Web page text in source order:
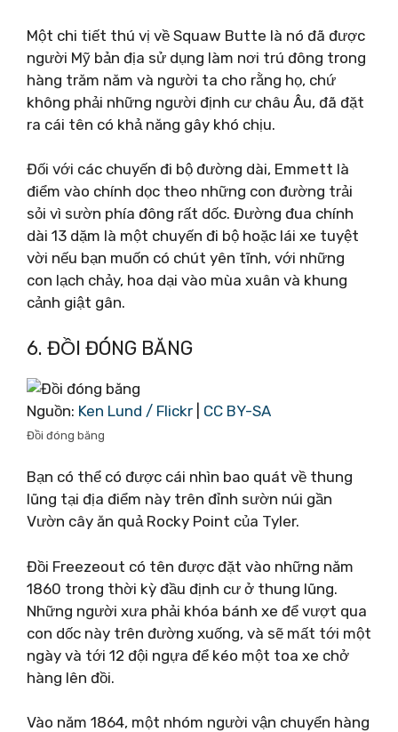
Một chi tiết thú vị về Squaw Butte là nó đã được
người Mỹ bản địa sử dụng làm nơi trú đông trong
hàng trăm năm và người ta cho rằng họ, chứ
không phải những người định cư châu Âu, đã đặt
ra cái tên có khả năng gây khó chịu.
Đối với các chuyến đi bộ đường dài, Emmett là
điểm vào chính dọc theo những con đường trải
sỏi vì sườn phía đông rất dốc. Đường đua chính
dài 13 dặm là một chuyến đi bộ hoặc lái xe tuyệt
vời nếu bạn muốn có chút yên tĩnh, với những
con lạch chảy, hoa dại vào mùa xuân và khung
cảnh giật gân.
6. ĐỒI ĐÓNG BĂNG
Nguồn: Ken Lund / Flickr CC BY-SA
Đồi đóng băng
Bạn có thể có được cái nhìn bao quát về thung
lũng tại địa điểm này trên đỉnh sườn núi gần
Vườn cây ăn quả Rocky Point của Tyler.
Đồi Freezeout có tên được đặt vào những năm
1860 trong thời kỳ đầu định cư ở thung lũng.
Những người xưa phải khóa bánh xe để vượt qua
con dốc này trên đường xuống, và sẽ mất tới một
ngày và tới 12 đội ngựa để kéo một toa xe chở
hàng lên đồi.
Vào năm 1864, một nhóm người vận chuyển hàng